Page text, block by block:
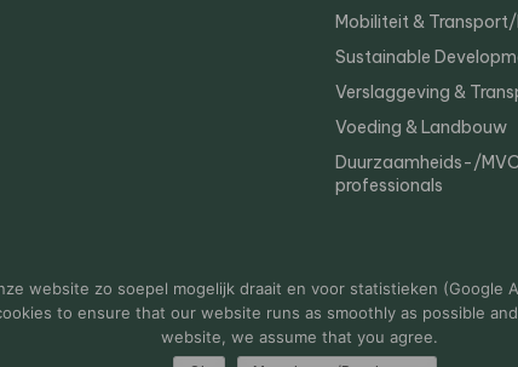
Mobiliteit &
Sustainable
Verslaggeving &
Voeding & Landbouw
Duurzaamheids-/
professionals
Privacy
website zo soepel mogelijk draait en voor statistieken (Google
to ensure that our website runs as smoothly as possible
website, we assume that you agree.